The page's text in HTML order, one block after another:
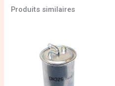
Produits similaires